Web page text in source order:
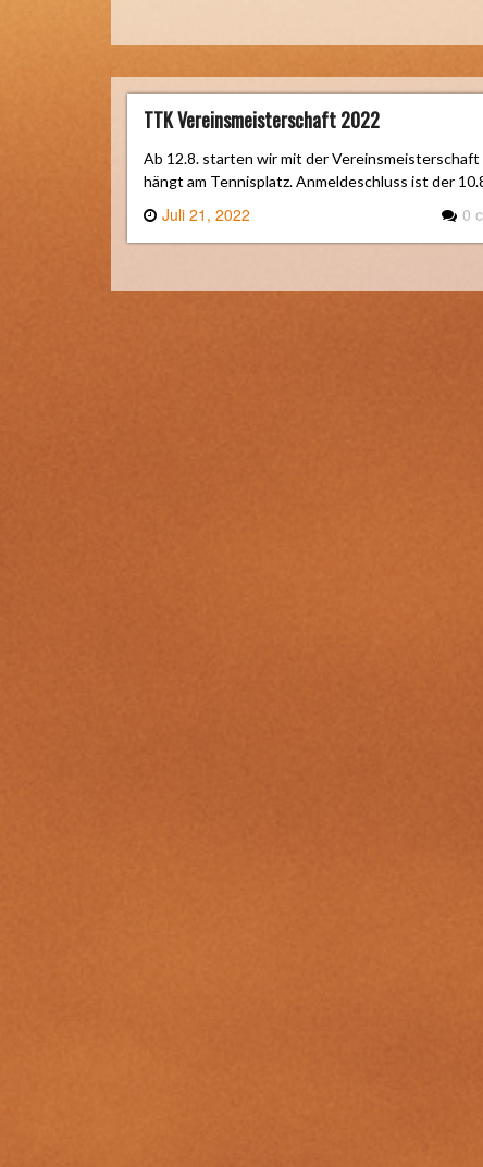
TTK Vereinsmeisterschaft 2022
Ab 12.8. starten wir mit der
hängt am Tennisplatz. Anmeldeschluss ist der
Juli 21, 2022 0